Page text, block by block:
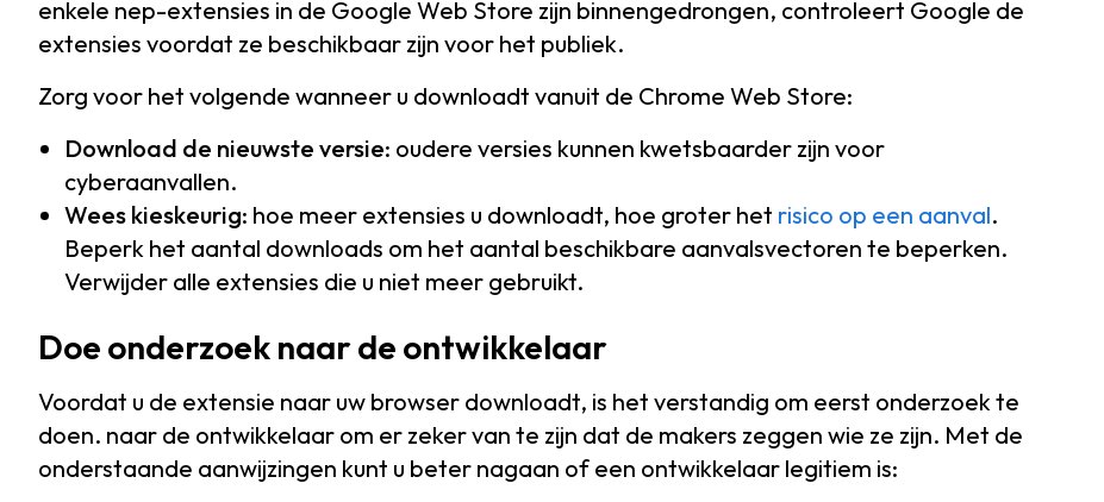
enkele nep-extensies in de Google Web Store zijn binnengedrongen, controleert Google de
extensies voordat ze beschikbaar zijn voor het publiek.
Zorg voor het volgende wanneer u downloadt vanuit de Chrome Web Store:
Download de nieuwste versie: oudere versies kunnen kwetsbaarder zijn voor
cyberaanvallen.
Wees kieskeurig: hoe meer extensies u downloadt, hoe groter het risico op een aanval.
Beperk het aantal downloads om het aantal beschikbare aanvalsvectoren te beperken.
Verwijder alle extensies die u niet meer gebruikt.
Doe onderzoek naar de ontwikkelaar
Voordat u de extensie naar uw browser downloadt, is het verstandig om eerst onderzoek te
doen. naar de ontwikkelaar om er zeker van te zijn dat de makers zeggen wie ze zijn. Met de
onderstaande aanwijzingen kunt u beter nagaan of een ontwikkelaar legitiem is: